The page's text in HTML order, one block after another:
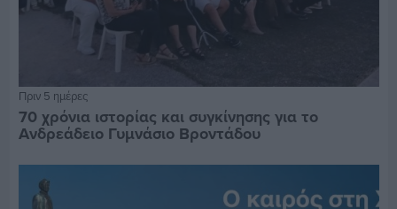
Πριν 5 ημέρες
70 χρόνια ιστορίας και συγκίνησης για το
Ανδρεάδειο Γυμνάσιο Βροντάδου